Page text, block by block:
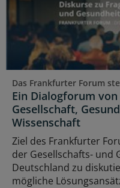
Das Frankfurter Forum
Ein Dialogforum
Gesellschaft,
Wissenschaft
Ziel des Frankfurter
der Gesellschafts- und
Deutschland zu
mögliche